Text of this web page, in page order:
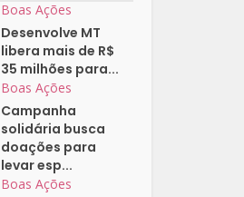
Boas Ações
Desenvolve MT
libera mais de R$
35 milhões para...
Boas Ações
Campanha
solidária busca
doações para
levar esp...
Boas Ações